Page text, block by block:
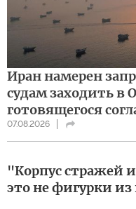
Иран намерен
судам заходить в
готовящегося
07.08.2026
"Корпус стражей
это не фигурки